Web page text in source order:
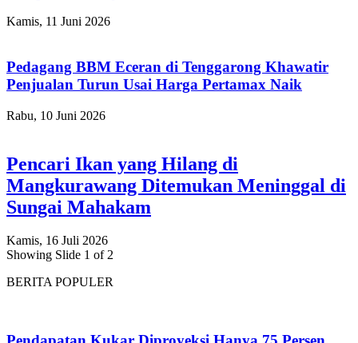
Kamis, 11 Juni 2026
Pedagang BBM Eceran di Tenggarong Khawatir
Penjualan Turun Usai Harga Pertamax Naik
Rabu, 10 Juni 2026
Pencari Ikan yang Hilang di
Mangkurawang Ditemukan Meninggal di
Sungai Mahakam
Kamis, 16 Juli 2026
Showing Slide 1 of 2
BERITA POPULER